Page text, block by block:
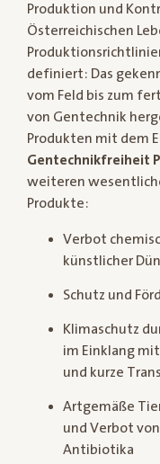
Produktion und
Österreichischen
definiert: Das
vom Feld bis zum
von Gentechnik
Produkten mit dem
Gentechnikfreiheit
weiteren
Produkte:
Verbot
künstlicher
Schutz und
Klimaschutz
im Einklang
und kurze
Artgemäße
und Verbot
Antibiotika